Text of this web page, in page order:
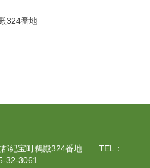
324番地
紀宝町鵜殿324番地 TEL：
32-3061